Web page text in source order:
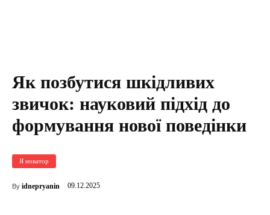
Як позбутися шкідливих
звичок: науковий підхід до
формування нової поведінки
Я новатор
By idnepryanin 09.12.2025